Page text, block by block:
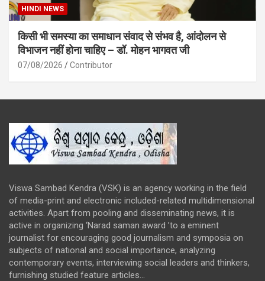
HINDI NEWS
किसी भी समस्या का समाधान संवाद से संभव है, आंदोलन से
विभाजन नहीं होना चाहिए – डॉ. मोहन भागवत जी
07/08/2026 Contributor
Viswa Sambad Kendra (VSK) is an agency working in the field
of media-print and electronic included-related multidimensional
activities. Apart from pooling and disseminating news, it is
active in organizing ‘Narad saman award ’to a eminent
journalist for encouraging good journalism and symposia on
subjects of national and social importance, analyzing
contemporary events, interviewing social leaders and thinkers,
furnishing studied feature articles...